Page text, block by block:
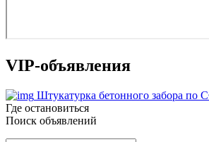
VIP-объявления
Штукатурка бетонного забора
Где остановиться
Поиск объявлений